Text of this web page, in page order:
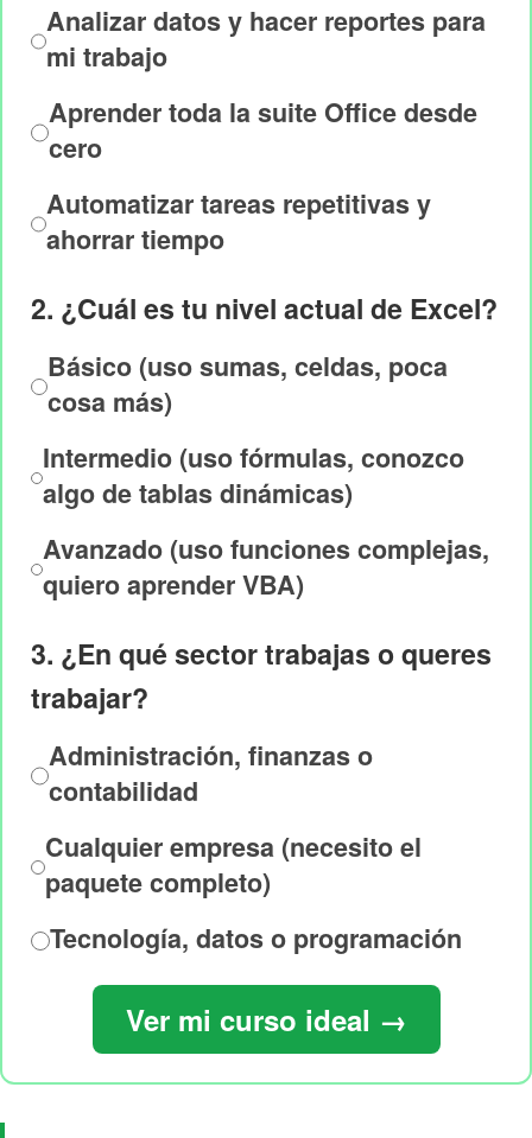
Analizar datos y hacer reportes para
mi trabajo
Aprender toda la suite Office desde
cero
Automatizar tareas repetitivas y
ahorrar tiempo
2. ¿Cuál es tu nivel actual de Excel?
Básico (uso sumas, celdas, poca
cosa más)
Intermedio (uso fórmulas, conozco
algo de tablas dinámicas)
Avanzado (uso funciones complejas,
quiero aprender VBA)
3. ¿En qué sector trabajas o queres
trabajar?
Administración, finanzas o
contabilidad
Cualquier empresa (necesito el
paquete completo)
Tecnología, datos o programación
Ver mi curso ideal →